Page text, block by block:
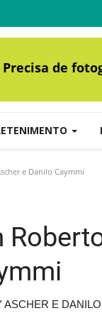
e Danilo Caymmi
E